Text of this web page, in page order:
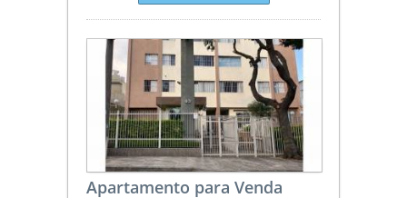
Apartamento para Venda